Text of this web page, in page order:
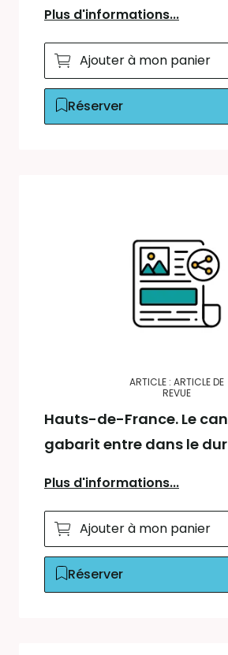
Plus d'informations...
Ajouter à mon panier
Réserver
ARTICLE : ARTICLE DE
REVUE
Hauts-de-France. Le
gabarit entre dans le dur
Plus d'informations...
Ajouter à mon panier
Réserver